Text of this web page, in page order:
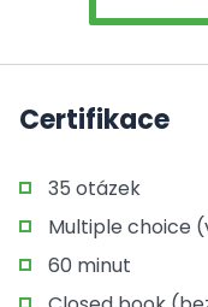
Certifikace
35 otázek
Multiple choice
60 minut